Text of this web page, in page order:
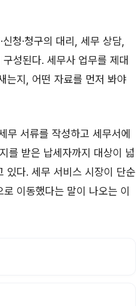
청·청구의 대리, 세무 상담,
성된다. 세무사 업무를 제대
는지, 어떤 자료를 먼저 봐야
무 서류를 작성하고 세무서에
를 받은 납세자까지 대상이 넓
있다. 세무 서비스 시장이 단순
이동했다는 말이 나오는 이